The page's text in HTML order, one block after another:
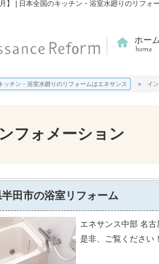
】 | 日本全国のキッチン・浴室水廻りのリフォ
ホーム
ッチン・浴室水廻りのリフォームはエネサンス イ
フォメーション
田市の浴室リフォーム
エネサンス中部 名古
是非、ご覧ください！